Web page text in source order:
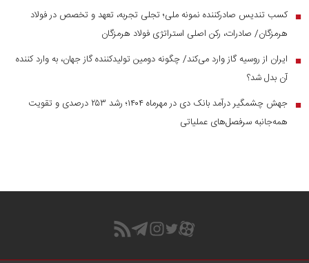
■ کسب تندیس صادرکننده نمونه ملی؛ تجلی تجربه، تعهد و تخصص در فولاد
هرمزگان/ صادرات، رکن اصلی استراتژی فولاد هرمزگان
■
ایران از روسیه گاز وارد می‌کند/ چگونه دومین تولیدکننده گاز جهان، به وارد کننده
آن بدل شد؟
■
جهش چشمگیر درآمد بانک دی در مهرماه ۱۴۰۴؛ رشد ۲۵۳ درصدی و تقویت
همه‌جانبه سرفصل‌های عملیاتی